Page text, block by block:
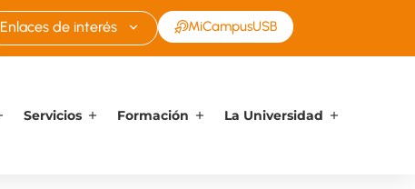
Enlaces de interés MiCampusUSB
Servicios Formación La Universidad